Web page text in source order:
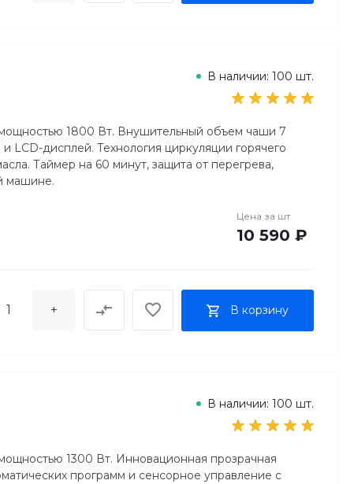
В наличии: 100 шт.
1800 Вт. Внушительный объем чаши 7
LCD-дисплей. Технология циркуляции горячего
Таймер на 60 минут, защита от перегрева,
машине.
Цена за шт
10 590 ₽
+ В корзину
В наличии: 100 шт.
1300 Вт. Инновационная прозрачная
программ и сенсорное управление с